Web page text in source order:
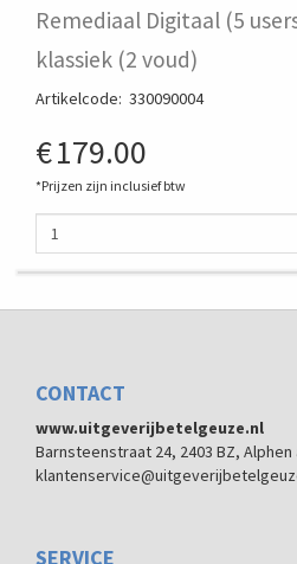
Remediaal Digitaal (5
klassiek (2 voud)
Artikelcode: 330090004
€179.00
*Prijzen zijn inclusief btw
CONTACT
www.uitgeverijbetelgeuze.nl
Barnsteenstraat 24, 2403 BZ, Alphen
SERVICE